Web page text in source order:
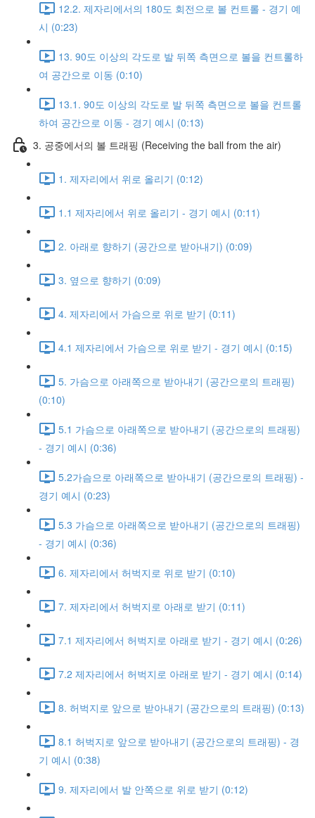
12.2. 제자리에서의 180도 회전으로 볼 컨트롤 - 경기 예
시 (0:23)
13. 90도 이상의 각도로 발 뒤쪽 측면으로 볼을 컨트롤하
여 공간으로 이동 (0:10)
13.1. 90도 이상의 각도로 발 뒤쪽 측면으로 볼을 컨트롤
하여 공간으로 이동 - 경기 예시 (0:13)
3. 공중에서의 볼 트래핑 (Receiving the ball from the air)
1. 제자리에서 위로 올리기 (0:12)
1.1 제자리에서 위로 올리기 - 경기 예시 (0:11)
2. 아래로 향하기 (공간으로 받아내기) (0:09)
3. 옆으로 향하기 (0:09)
4. 제자리에서 가슴으로 위로 받기 (0:11)
4.1 제자리에서 가슴으로 위로 받기 - 경기 예시 (0:15)
5. 가슴으로 아래쪽으로 받아내기 (공간으로의 트래핑)
(0:10)
5.1 가슴으로 아래쪽으로 받아내기 (공간으로의 트래핑)
- 경기 예시 (0:36)
5.2가슴으로 아래쪽으로 받아내기 (공간으로의 트래핑) -
경기 예시 (0:23)
5.3 가슴으로 아래쪽으로 받아내기 (공간으로의 트래핑)
- 경기 예시 (0:36)
6. 제자리에서 허벅지로 위로 받기 (0:10)
7. 제자리에서 허벅지로 아래로 받기 (0:11)
7.1 제자리에서 허벅지로 아래로 받기 - 경기 예시 (0:26)
7.2 제자리에서 허벅지로 아래로 받기 - 경기 예시 (0:14)
8. 허벅지로 앞으로 받아내기 (공간으로의 트래핑) (0:13)
8.1 허벅지로 앞으로 받아내기 (공간으로의 트래핑) - 경
기 예시 (0:38)
9. 제자리에서 발 안쪽으로 위로 받기 (0:12)